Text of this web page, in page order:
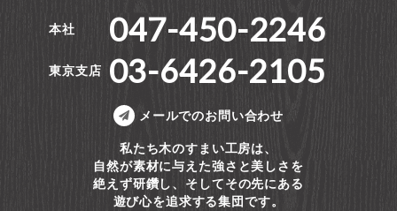
本社 047-450-2246
東京支店 03-6426-2105
メールでのお問い合わせ
私たち木のすまい工房は、
自然が素材に与えた強さと美しさを
絶えず研鑽し、そしてその先にある
遊び心を追求する集団です。